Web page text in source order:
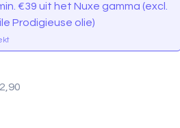
€39 uit het Nuxe gamma (excl.
Prodigieuse olie)